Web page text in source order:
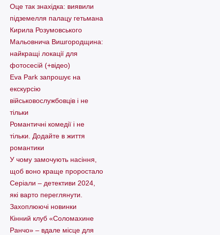
Оце так знахідка: виявили
підземелля палацу гетьмана
Кирила Розумовського
Мальовнича Вишгородщина:
найкращі локації для
фотосесій (+відео)
Eva Park запрошує на
екскурсію
військовослужбовців і не
тільки
Романтичні комедії і не
тільки. Додайте в життя
романтики
У чому замочують насіння,
щоб воно краще проростало
Серіали – детективи 2024,
які варто пеpеглянути.
Захоплюючі новинки
Кінний клуб «Соломахине
Ранчо» – вдале місце для